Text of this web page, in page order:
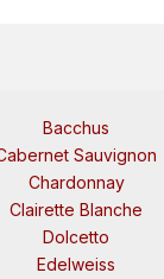
Bacchus
Sauvignon
Chardonnay
Clairette Blanche
Dolcetto
Edelweiss